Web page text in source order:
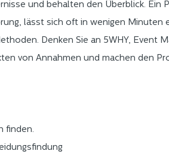
und behalten den Überblick. Ein
lässt sich oft in wenigen Minuten
Denken Sie an 5WHY, Event
von Annahmen und machen den
finden.